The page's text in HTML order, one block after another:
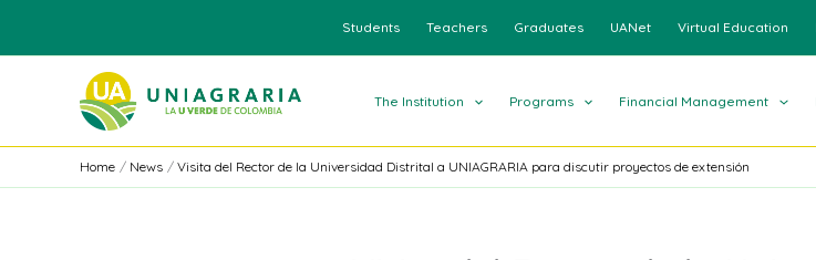
content
Students Teachers Graduates UANet Virtual Education
The Institution Programs Financial Management
Home News Visita del Rector de la Universidad Distrital a UNIAGRARIA para discutir proyectos de extensión